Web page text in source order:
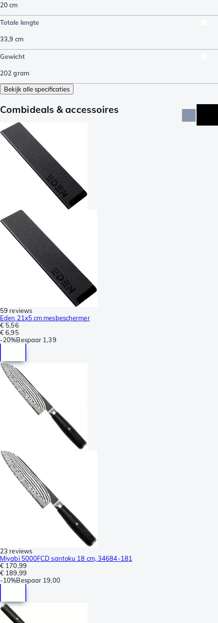
20cm
Totale lengte
33,9 cm
Gewicht
202 gram
Bekijk alle specificaties
Combideals & accessoires
59 reviews
Eden 21x5 cm mesbeschermer
€ 5,56
€ 6,95
-20%Bespaar 1,39
23 reviews
Miyabi 5000FCD santoku 18 cm, 34684-181
€ 170,99
€ 189,99
-10%Bespaar 19,00